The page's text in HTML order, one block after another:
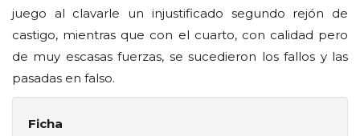
juego al clavarle un injustificado segundo rejón de
castigo, mientras que con el cuarto, con calidad pero
de muy escasas fuerzas, se sucedieron los fallos y las
pasadas en falso.
Ficha